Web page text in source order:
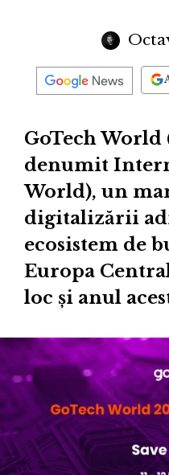
GoTech
denumit
World), un
digitalizării
ecosistem de
Europa
loc și anul